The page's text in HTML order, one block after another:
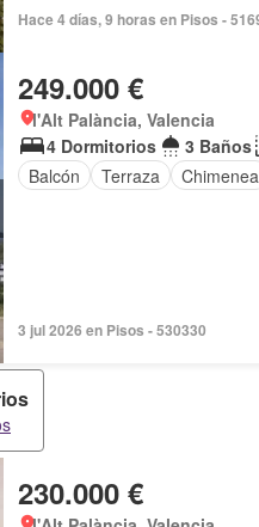
Hace 4 días, 9 horas en Pisos -
249.000 €
l'Alt Palància, Valencia
4 Dormitorios
3 Baños
Balcón
Terraza Chimenea
3 jul 2026 en Pisos - 530330
230.000 €